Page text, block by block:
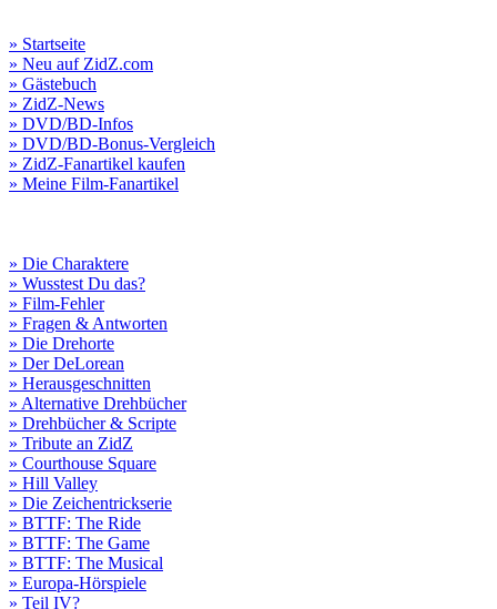
» Startseite
» Neu auf ZidZ.com
» Gästebuch
» ZidZ-News
» DVD/BD-Infos
» DVD/BD-Bonus-Vergleich
» ZidZ-Fanartikel kaufen
» Meine Film-Fanartikel
» Die Charaktere
» Wusstest Du das?
» Film-Fehler
» Fragen & Antworten
» Die Drehorte
» Der DeLorean
» Herausgeschnitten
» Alternative Drehbücher
» Drehbücher & Scripte
» Tribute an ZidZ
» Courthouse Square
» Hill Valley
» Die Zeichentrickserie
» BTTF: The Ride
» BTTF: The Game
» BTTF: The Musical
» Europa-Hörspiele
» Teil IV?